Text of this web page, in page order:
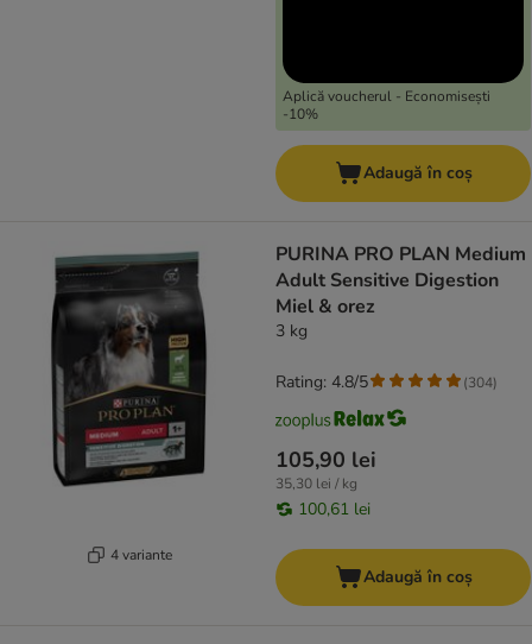
Aplică voucherul - Economisești
-10%
Adaugă în coș
4 variante
PURINA PRO PLAN Medium
Adult Sensitive Digestion
Miel & orez
3 kg
105,90 lei
35,30 lei / kg
100,61 lei
Rating: 4.8/5 (304)
Adaugă în coș